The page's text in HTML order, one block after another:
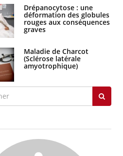
les écrans en
Drépanocytose : une
déformation des globules
rouges aux conséquences
graves
Maladie de Charcot
(Sclérose latérale
amyotrophique)